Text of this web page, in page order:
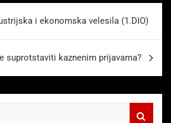
i ekonomska velesila (1.DIO)
suprotstaviti kaznenim prijavama?